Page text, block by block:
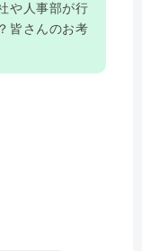
や人事部が行
皆さんのお考